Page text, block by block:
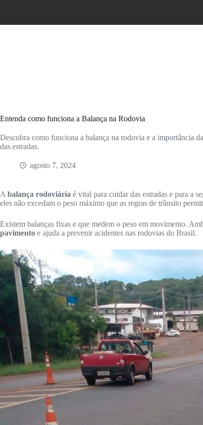
Entenda como funciona a Balança na Rodovia
Descubra como funciona a balança na rodovia e a importância
das estradas.
agosto 7, 2024
A balança rodoviária é vital para cuidar das estradas e para a
eles não excedam o peso máximo que as regras de trânsito
Existem balanças fixas e que medem o peso em movimento.
pavimento e ajuda a prevenir acidentes nas rodovias do Brasil.